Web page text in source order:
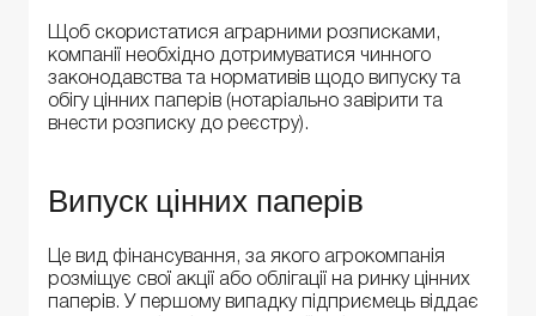
Щоб скористатися аграрними розписками,
компанії необхідно дотримуватися чинного
законодавства та нормативів щодо випуску та
обігу цінних паперів (нотаріально завірити та
внести розписку до реєстру).
Випуск цінних паперів
Це вид фінансування, за якого агрокомпанія
розміщує свої акції або облігації на ринку цінних
паперів. У першому випадку підприємець віддає